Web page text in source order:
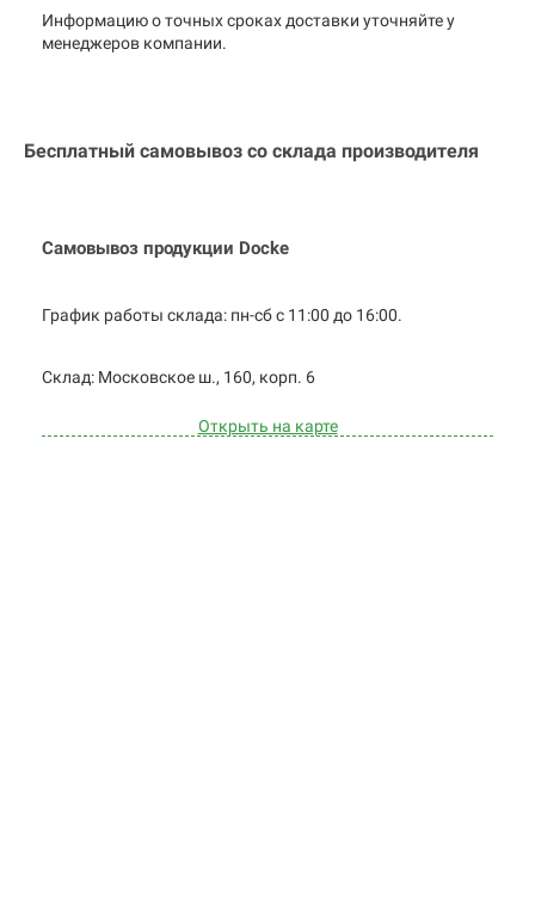
Информацию о точных сроках доставки уточняйте у
менеджеров компании.
Бесплатный самовывоз со склада производителя
Самовывоз продукции Docke
График работы склада: пн-сб с 11:00 до 16:00.
Cклад: Московское ш., 160, корп. 6
Открыть на карте